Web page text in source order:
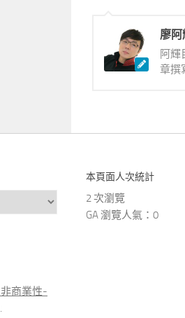
廖阿
阿輝
章撰
商業性-
本頁面人次統計
2 次瀏覽
GA 瀏覽人氣：0